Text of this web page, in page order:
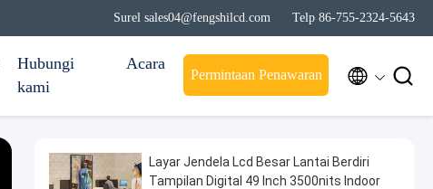
Surel sales04@fengshilcd.com Telp 86-755-2324-5643
Hubungi
kami
Acara
Permintaan Penawaran  
Layar Jendela Lcd Besar Lantai Berdiri
Tampilan Digital 49 Inch 3500nits Indoor